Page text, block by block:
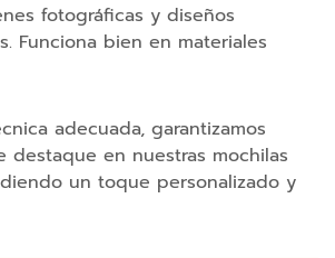
fotográficas y diseños
Funciona bien en materiales
adecuada, garantizamos
destaque en nuestras mochilas
un toque personalizado y